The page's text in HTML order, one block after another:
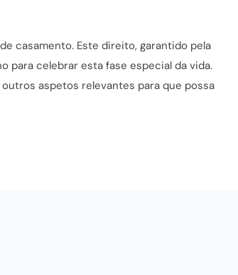
casamento. Este direito, garantido pela
para celebrar esta fase especial da vida.
aspetos relevantes para que possa